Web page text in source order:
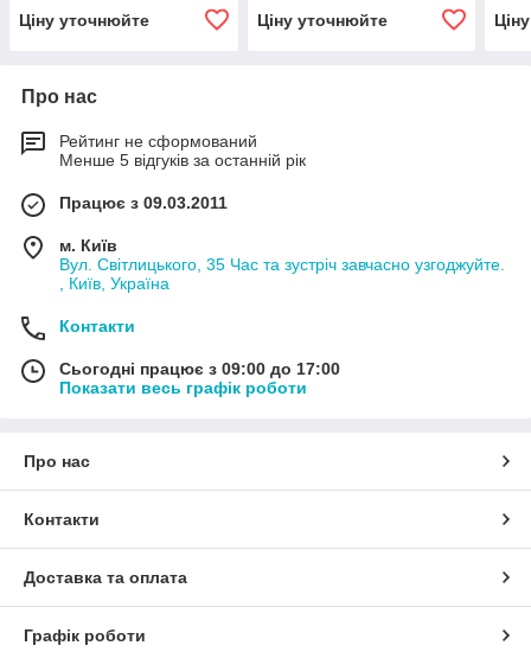
Ціну уточнюйте Ціну уточнюйте
Про нас
Рейтинг не сформований
Менше 5 відгуків за останній рік
Працює з 09.03.2011
м. Київ
Вул. Світлицького, 35 Час та зустріч завчасно узгоджуйте.
, Київ, Україна
Контакти
Сьогодні працює з 09:00 до 17:00
Показати весь графік роботи
Про нас
Контакти
Доставка та оплата
Графік роботи